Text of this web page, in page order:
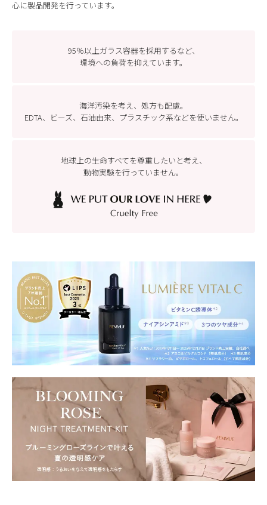
心に製品開発を行っています。
95％以上ガラス容器を採用するなど、
環境への負荷を抑えています。
海洋汚染を考え、処方も配慮。
EDTA、ビーズ、石油由来、プラスチック系などを使いません。
地球上の生命すべてを尊重したいと考え、
動物実験を行っていません。